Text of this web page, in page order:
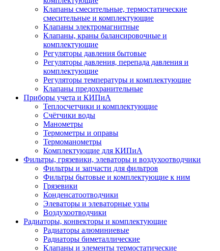
Клапаны смесительные, термостатические
смесительные и комплектующие
Клапаны электромагнитные
Клапаны, краны балансировочные и
комплектующие
Регуляторы давления бытовые
Регуляторы давления, перепада давления и
комплектующие
Регуляторы температуры и комплектующие
Клапаны предохранительные
Приборы учета и КИПиА
Теплосчетчики и комплектующие
Счётчики воды
Манометры
Термометры и оправы
Термоманометры
Комплектующие для КИПиА
Фильтры, грязевики, элеваторы и воздухоотводчики
Фильтры и запчасти для фильтров
Фильтры бытовые и комплектующие к ним
Грязевики
Конденсатоотводчики
Элеваторы и элеваторные узлы
Воздухоотводчики
Радиаторы, конвекторы и комплектующие
Радиаторы алюминиевые
Радиаторы биметаллические
Клапаны и элементы термостатические